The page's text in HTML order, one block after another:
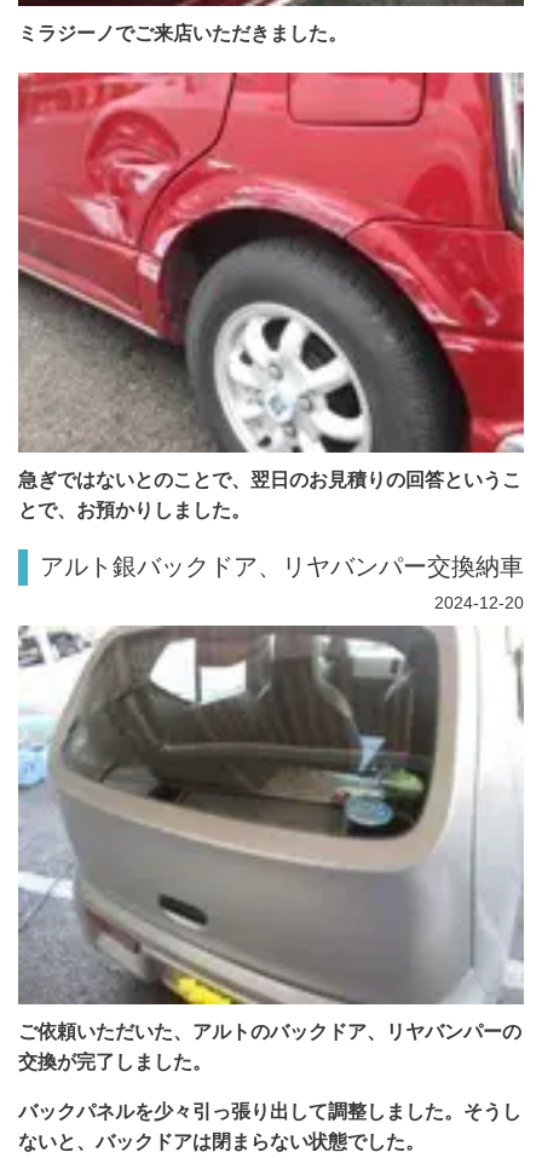
ミラジーノでご来店いただきました。
急ぎではないとのことで、翌日のお見積りの回答というこ
とで、お預かりしました。
アルト銀バックドア、リヤバンパー交換納車
2024-12-20
ご依頼いただいた、アルトのバックドア、リヤバンパーの
交換が完了しました。
バックパネルを少々引っ張り出して調整しました。そうし
ないと、バックドアは閉まらない状態でした。